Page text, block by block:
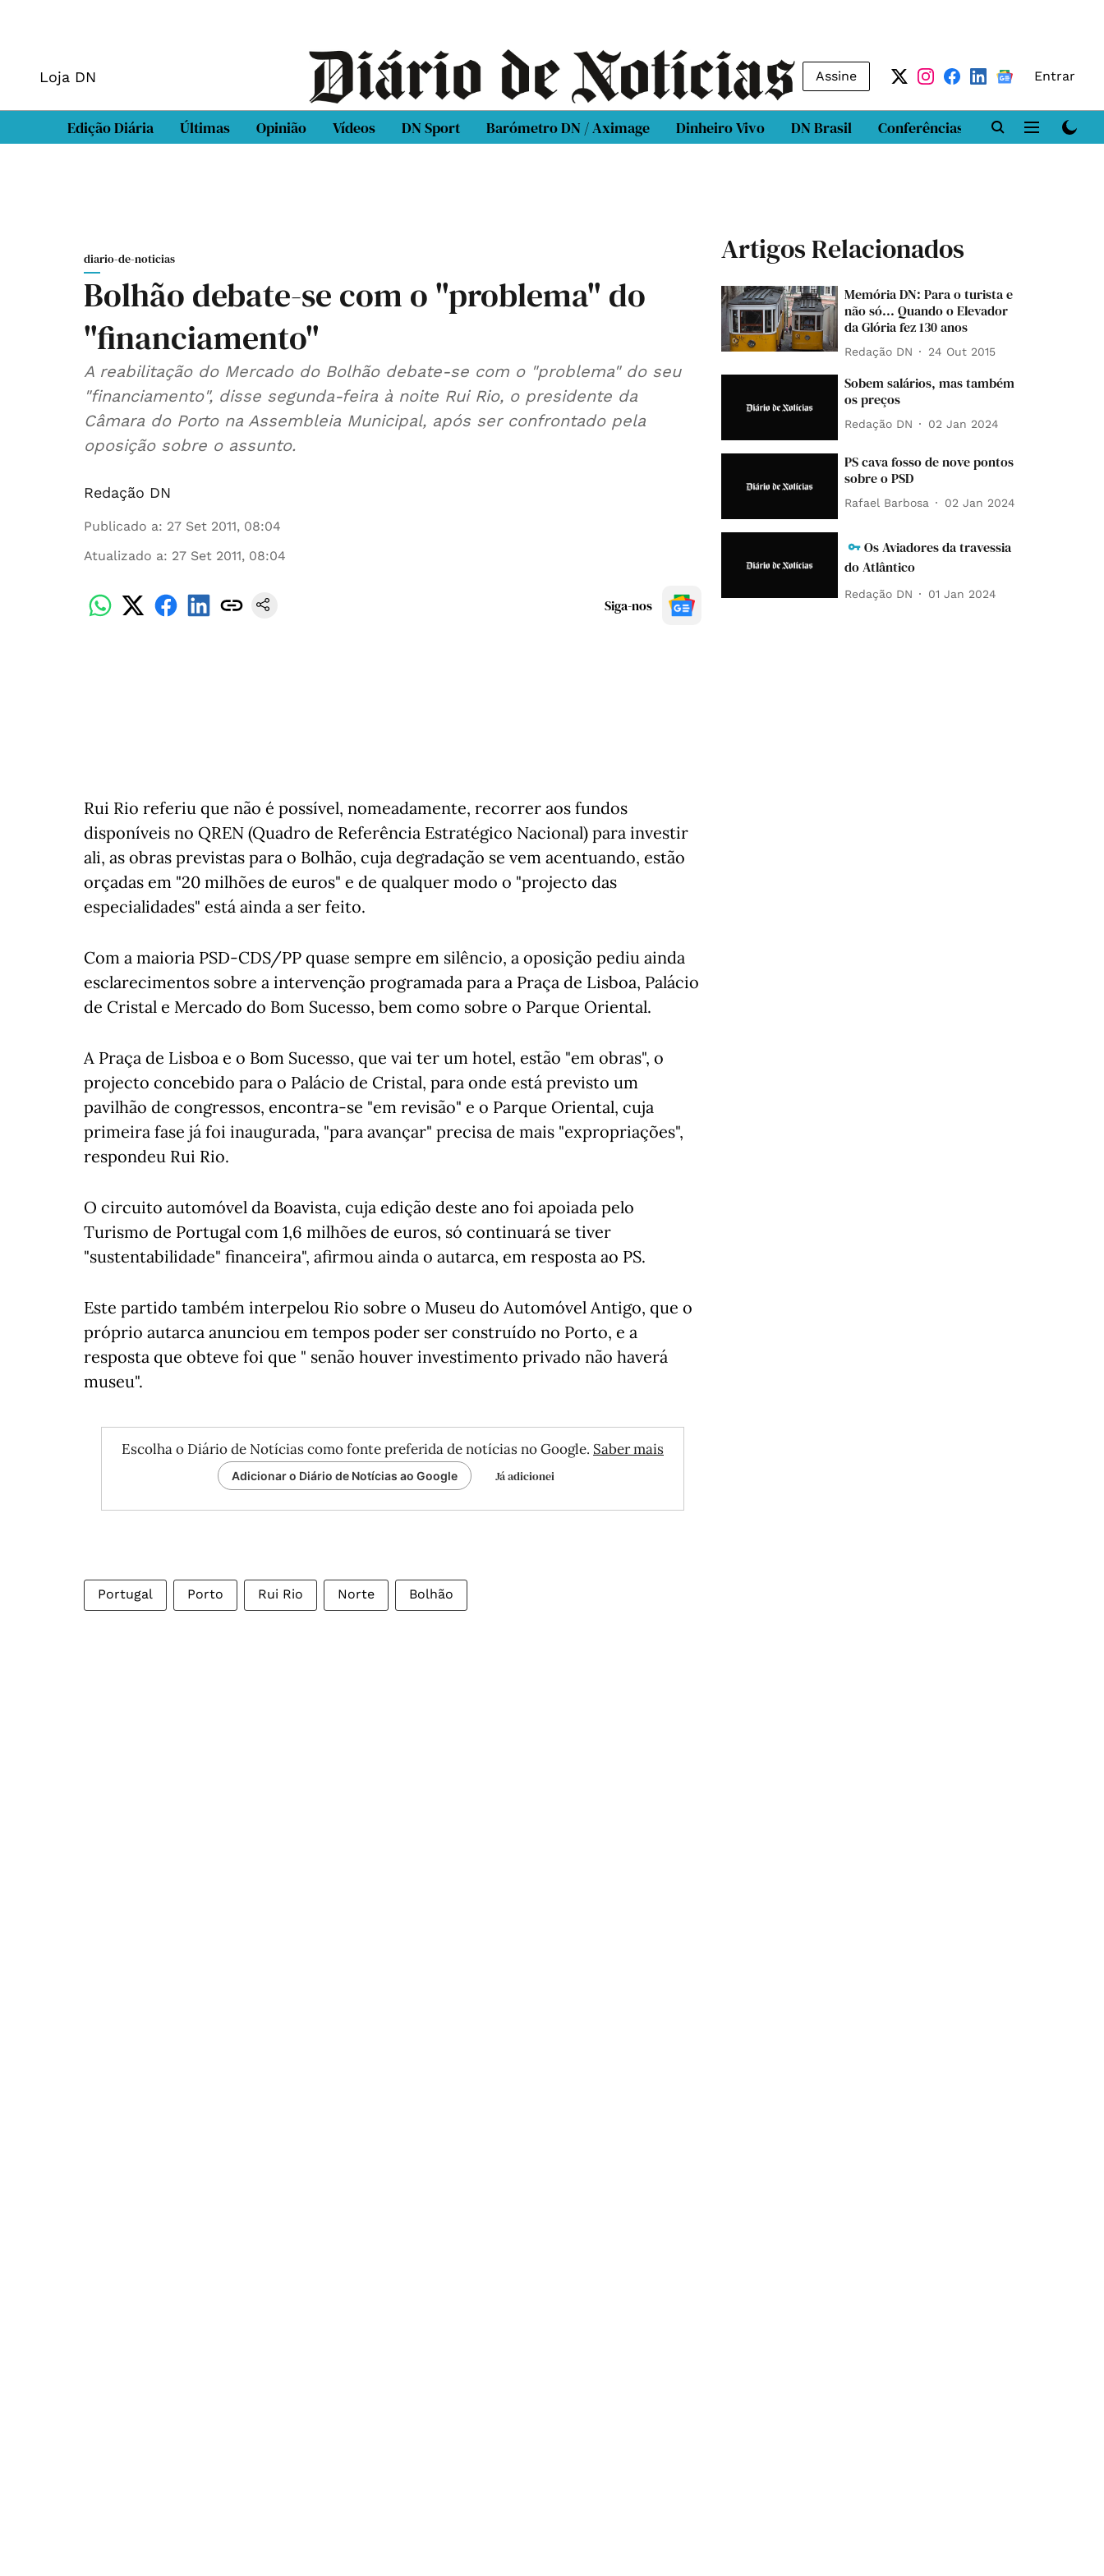
Loja DN Assine Entrar
Edição Diária Últimas Opinião Vídeos DN Sport Barómetro DN / Aximage Dinheiro Vivo DN Brasil Conferências DN LAB
diario-de-noticias
Bolhão debate-se com o "problema" do
"financiamento"
A reabilitação do Mercado do Bolhão debate-se com o "problema" do seu
"financiamento", disse segunda-feira à noite Rui Rio, o presidente da
Câmara do Porto na Assembleia Municipal, após ser confrontado pela
oposição sobre o assunto.
Redação DN
Publicado a: 27 Set 2011, 08:04
Atualizado a: 27 Set 2011, 08:04
Siga-nos
Rui Rio referiu que não é possível, nomeadamente, recorrer aos fundos
disponíveis no QREN (Quadro de Referência Estratégico Nacional) para investir
ali, as obras previstas para o Bolhão, cuja degradação se vem acentuando, estão
orçadas em "20 milhões de euros" e de qualquer modo o "projecto das
especialidades" está ainda a ser feito.
Com a maioria PSD-CDS/PP quase sempre em silêncio, a oposição pediu ainda
esclarecimentos sobre a intervenção programada para a Praça de Lisboa, Palácio
de Cristal e Mercado do Bom Sucesso, bem como sobre o Parque Oriental.
A Praça de Lisboa e o Bom Sucesso, que vai ter um hotel, estão "em obras", o
projecto concebido para o Palácio de Cristal, para onde está previsto um
pavilhão de congressos, encontra-se "em revisão" e o Parque Oriental, cuja
primeira fase já foi inaugurada, "para avançar" precisa de mais "expropriações",
respondeu Rui Rio.
O circuito automóvel da Boavista, cuja edição deste ano foi apoiada pelo
Turismo de Portugal com 1,6 milhões de euros, só continuará se tiver
"sustentabilidade" financeira", afirmou ainda o autarca, em resposta ao PS.
Este partido também interpelou Rio sobre o Museu do Automóvel Antigo, que o
próprio autarca anunciou em tempos poder ser construído no Porto, e a
resposta que obteve foi que " senão houver investimento privado não haverá
museu".
Escolha o Diário de Notícias como fonte preferida de notícias no Google. Saber mais
Adicionar o Diário de Notícias ao Google Já adicionei
Portugal Porto Rui Rio Norte Bolhão
Artigos Relacionados
Memória DN: Para o turista e
não só... Quando o Elevador
da Glória fez 130 anos
Redação DN 24 Out 2015
Sobem salários, mas também
os preços
Redação DN 02 Jan 2024
PS cava fosso de nove pontos
sobre o PSD
Rafael Barbosa 02 Jan 2024
Os Aviadores da travessia
do Atlântico
Redação DN 01 Jan 2024